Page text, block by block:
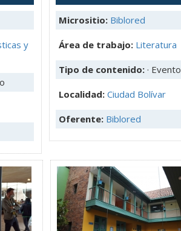
y
Micrositio: Biblored
Área de trabajo: Literatura
Tipo de contenido: · Evento
Localidad: Ciudad Bolívar
Oferente: Biblored